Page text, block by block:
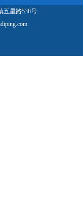
五星路538号